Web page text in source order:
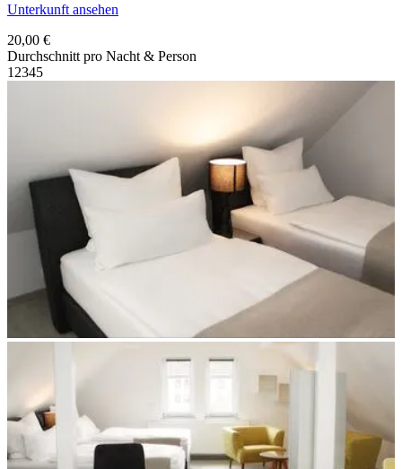
Unterkunft ansehen
20,00 €
Durchschnitt pro Nacht & Person
1 2345